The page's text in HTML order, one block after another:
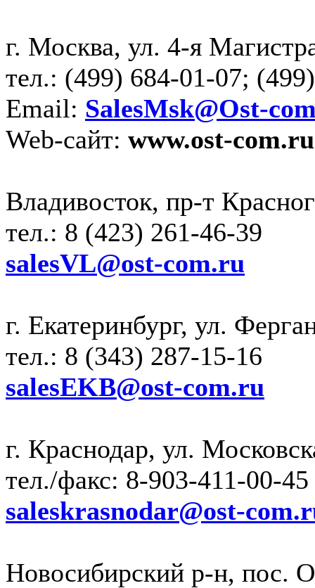
г. Москва, ул. 4-я
тел.: (499) 684-01-07;
Email: SalesMsk@Ost-
Web-сайт: www.ost-com.ru
Владивосток, пр-т
тел.: 8 (423) 261-46-39
salesVL@ost-com.ru
г. Екатеринбург, ул.
тел.: 8 (343) 287-15-16
salesEKB@ost-com.ru
г. Краснодар, ул.
тел./факс: 8-903-411-00-45
saleskrasnodar@ost-
Новосибирский р-н, пос.